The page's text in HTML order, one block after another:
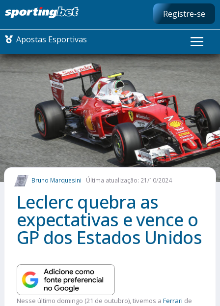
Registre-se
Apostas Esportivas
CONMEBOL LIBERTADORES
FUTEBOL NACIONAL
FUTEBOL INTERNACIONAL
COMO APOSTAR
MAIS ESPORTES
Bruno Marquesini Última atualização: 21/10/2024
Leclerc quebra as
expectativas e vence o
GP dos Estados Unidos
Nesse último domingo (21 de outubro), tivemos a Ferrari de